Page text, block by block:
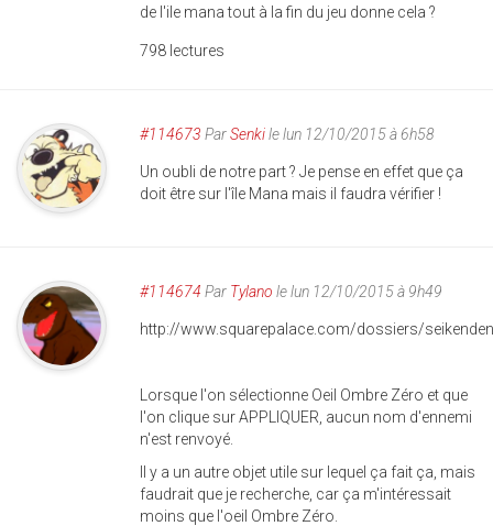
de l'ile mana tout à la fin du jeu donne cela ?
798 lectures
#114673 ParSenkile lun 12/10/2015 à 6h58
Un oubli de notre part ? Je pense en effet que ça
doit être sur l'île Mana mais il faudra vérifier !
#114674 Par Tylano le lun 12/10/2015 à 9h49
http://www.squarepalace.com/dossiers/
Lorsque l'on sélectionne Oeil Ombre Zéro et que
l'on clique sur APPLIQUER, aucun nom d'ennemi
n'est renvoyé.
Il y a un autre objet utile sur lequel ça fait ça, mais
faudrait que je recherche, car ça m'intéressait
moins que l'oeil Ombre Zéro.